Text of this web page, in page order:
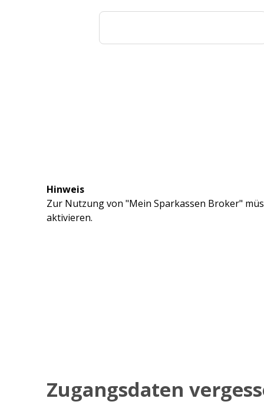
Hinweis
Zur Nutzung von "Mein Sparkassen Broker"
aktivieren.
Zugangsdaten